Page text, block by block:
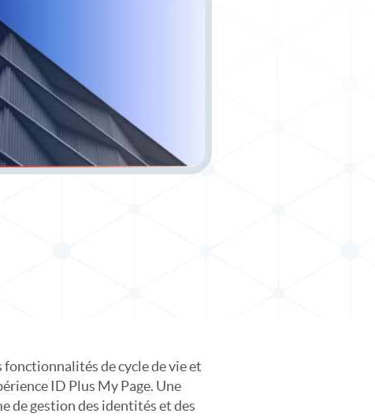
de cycle de vie et
ID Plus My Page. Une
de gestion des identités et des